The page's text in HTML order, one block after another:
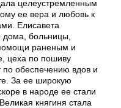
целеустремленным
ее вера и любовь к
Елисавета
больницы,
раненым и
цеха по пошиву
обеспечению вдов и
За ее широкую
в народе ее стали
княгиня стала